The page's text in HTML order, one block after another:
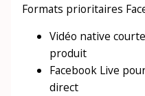
Formats prioritaires
Vidéo native
produit
Facebook Live
direct